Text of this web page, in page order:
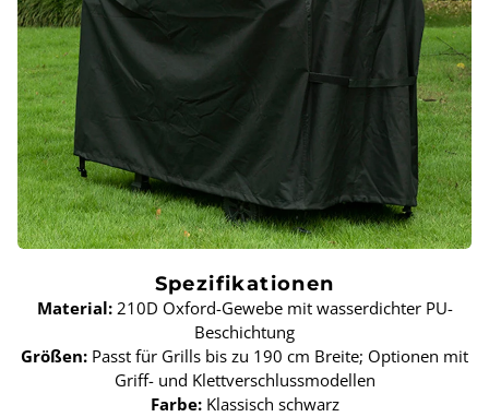
Spezifikationen
Material:210D Oxford-Gewebe mit wasserdichter PU-
Beschichtung
Größen: Passt für Grills bis zu 190 cm Breite; Optionen mit
Griff- und Klettverschlussmodellen
Farbe:Klassisch schwarz